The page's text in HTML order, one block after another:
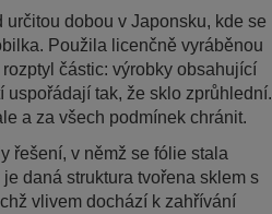
dobou v Japonsku, kde se
Použila licenčně vyráběnou
částic: výrobky obsahující
tak, že sklo zprůhlední.
a za všech podmínek chránit.
řešení, v němž se fólie stala
daná struktura tvořena sklem s
vlivem dochází k zahřívání